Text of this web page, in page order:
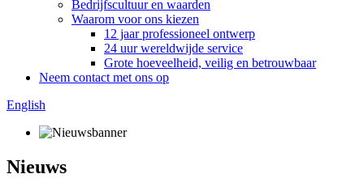
Bedrijfscultuur en waarden
Waarom voor ons kiezen
12 jaar professioneel ontwerp
24 uur wereldwijde service
Grote hoeveelheid, veilig en betrouwbaar
Neem contact met ons op
English
Nieuws